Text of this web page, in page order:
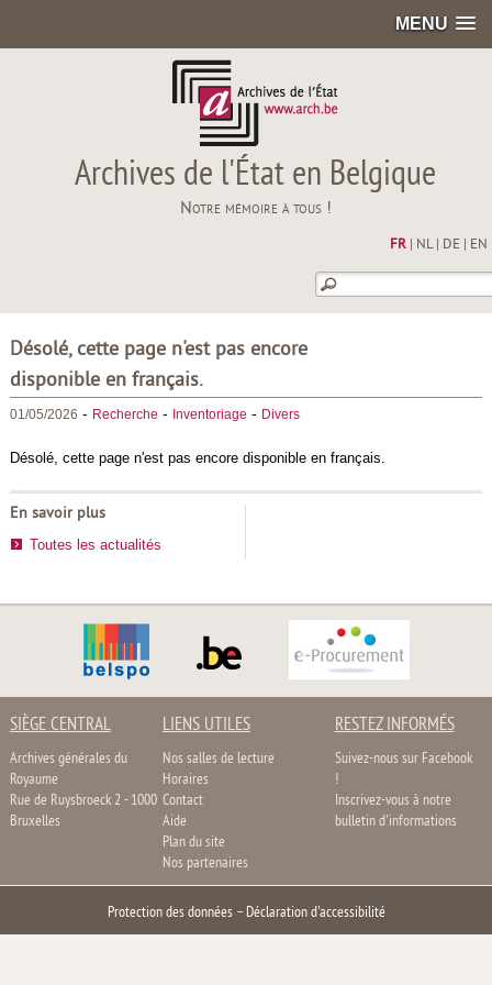
MENU
Archives de l'État en Belgique
Notre mémoire à tous !
FR| NL| DE EN
Désolé, cette page n'est pas encore
disponible en français.
01/05/2026 - Recherche - Inventoriage - Divers
Désolé, cette page n'est pas encore disponible en français.
En savoir plus
Toutes les actualités
SIÈGE CENTRAL
Archives générales du
Royaume
Rue de Ruysbroeck 2 - 1000
Bruxelles
LIENS UTILES
Nos salles de lecture
Horaires
Contact
Aide
Plan du site
Nos partenaires
RESTEZ INFORMÉS
Suivez-nous sur Facebook
!
Inscrivez-vous à notre
bulletin d'informations
Protection des données– Déclaration d'accessibilité